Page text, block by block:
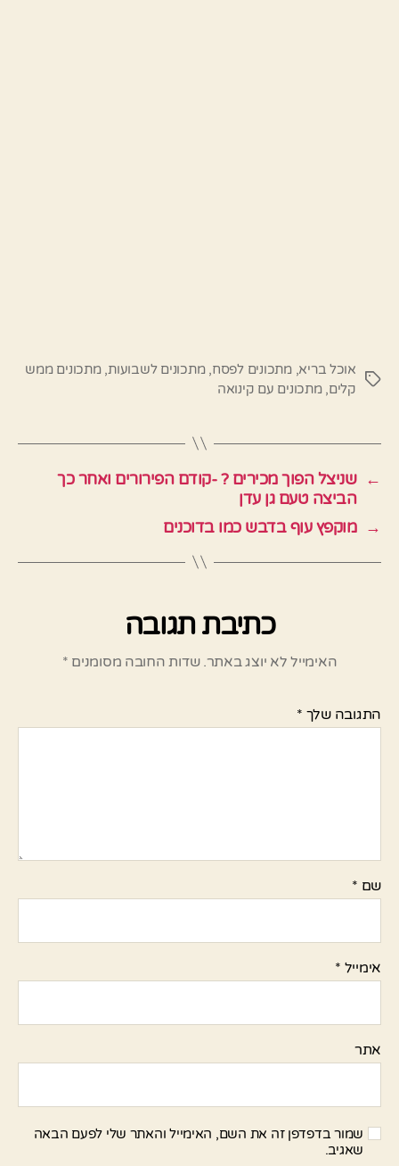
תגיות
אוכל בריא,מתכונים לפסח,מתכונים לשבועות,מתכונים ממש
קלים,מתכונים עם קינואה
← שניצל הפוך מכירים ? -קודם הפירורים ואחר כך
הביצה טעם גן עדן
→ מוקפץ עוף בדבש כמו בדוכנים
כתיבת תגובה
האימייל לא יוצג באתר. שדות החובה מסומנים *
התגובה שלך *
שם *
אימייל *
אתר
שמור בדפדפן זה את השם, האימייל והאתר שלי לפעם הבאה
שאגיב.